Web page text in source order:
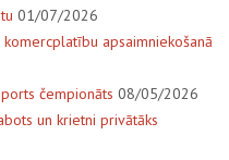
01/07/2026
apsaimniekošanā
čempionāts 08/05/2026
un krietni privātāks